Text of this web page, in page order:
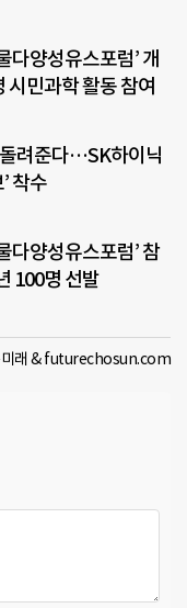
다양성유스포럼’ 개
민과학 활동 참여
려준다…SK하이닉
착수
다양성유스포럼’ 참
100명 선발
래 & futurechosun.com